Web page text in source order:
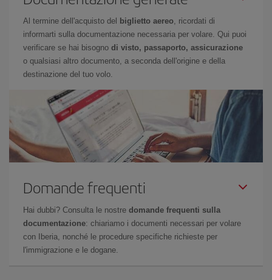
Al termine dell'acquisto del biglietto aereo, ricordati di
informarti sulla documentazione necessaria per volare. Qui puoi
verificare se hai bisogno di visto, passaporto, assicurazione
o qualsiasi altro documento, a seconda dell'origine e della
destinazione del tuo volo.
Domande frequenti
Hai dubbi? Consulta le nostre domande frequenti sulla
documentazione: chiariamo i documenti necessari per volare
con Iberia, nonché le procedure specifiche richieste per
l'immigrazione e le dogane.